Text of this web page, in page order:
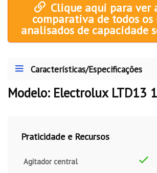
Clique aqui para ver
comparativa de todos os
analisados de capacidade
Características/Especificações
Modelo: Electrolux LTD13
Praticidade e Recursos
Agitador central